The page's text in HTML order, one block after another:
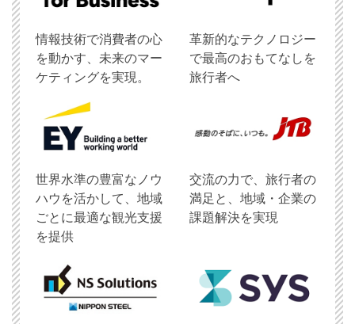
情報技術で消費者の心
を動かす、未来のマー
ケティングを実現。
革新的なテクノロジー
で最高のおもてなしを
旅行者へ
世界水準の豊富なノウ
ハウを活かして、地域
ごとに最適な観光支援
を提供
交流の力で、旅行者の
満足と、地域・企業の
課題解決を実現